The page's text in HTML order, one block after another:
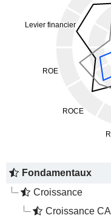
Fondamentaux
Croissance
Croissance CA